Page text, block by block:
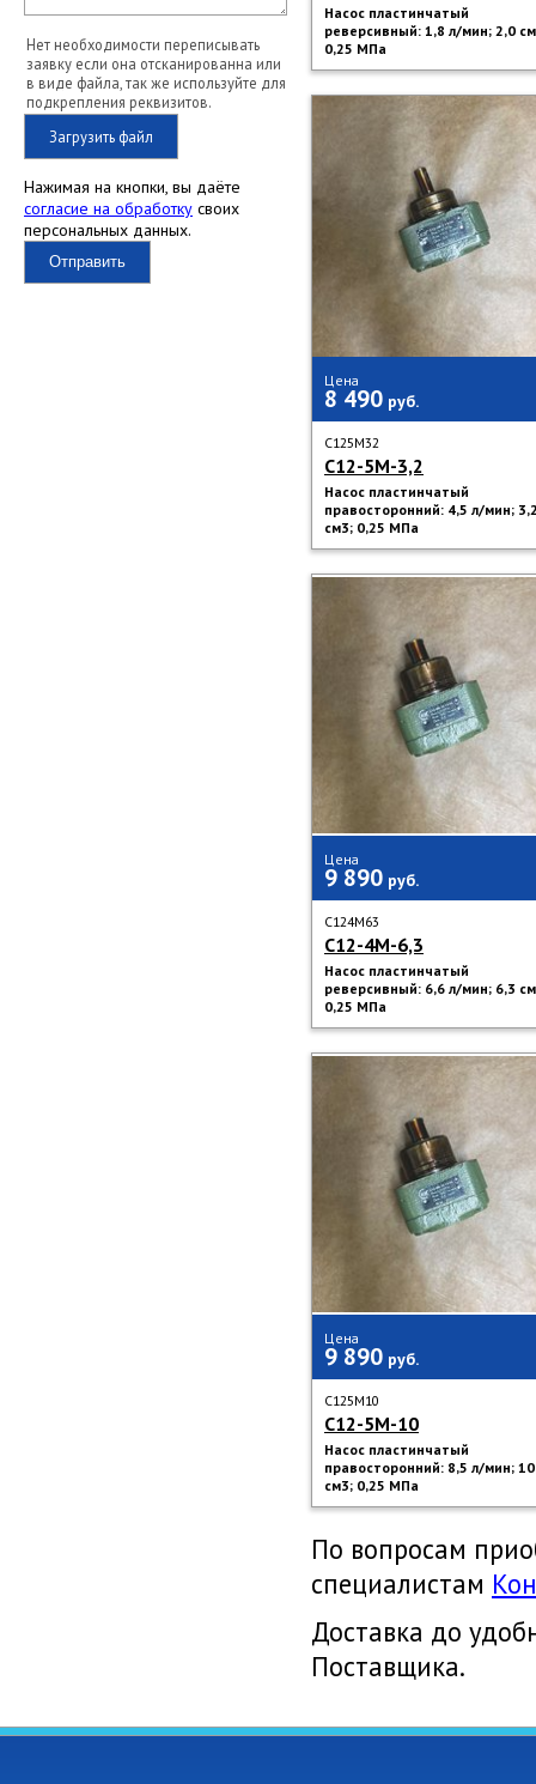
Нет необходимости переписывать
заявку если она отсканированна или
в виде файла, так же используйте для
подкрепления реквизитов.
Загрузить файл
Нажимая на кнопки, вы даёте
согласие на обработку своих
персональных данных.
Отправить
Насос пластинчатый
реверсивный: 1,8 л/мин; 2,0
0,25 МПа
Цена
8 490 руб.
C125M32
С12-5М-3,2
Насос пластинчатый
правосторонний: 4,5 л/мин;
см3; 0,25 МПа
Цена
9 890 руб.
C124M63
С12-4М-6,3
Насос пластинчатый
реверсивный: 6,6 л/мин; 6,3
0,25 МПа
Цена
9 890 руб.
C125M10
С12-5М-10
Насос пластинчатый
правосторонний: 8,5 л/мин;
см3; 0,25 МПа
По вопросам
специалистам
Доставка до
Поставщика.